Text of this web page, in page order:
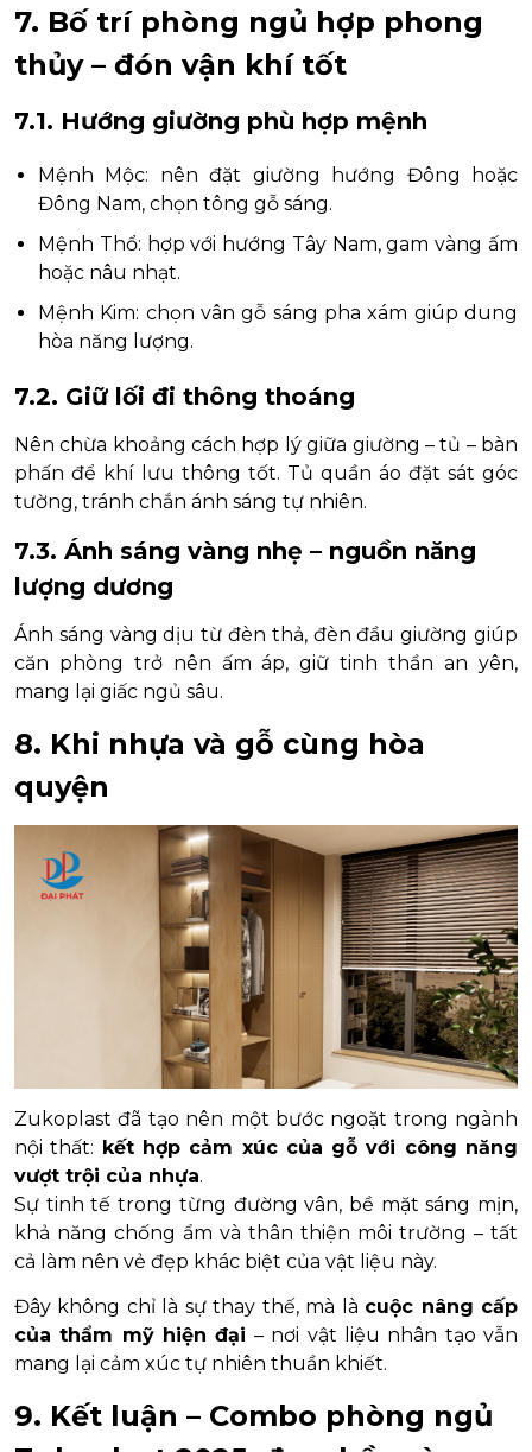
7. Bố trí phòng ngủ hợp phong
thủy – đón vận khí tốt
7.1. Hướng giường phù hợp mệnh
Mệnh Mộc: nên đặt giường hướng Đông hoặc
Đông Nam, chọn tông gỗ sáng.
Mệnh Thổ: hợp với hướng Tây Nam, gam vàng ấm
hoặc nâu nhạt.
Mệnh Kim: chọn vân gỗ sáng pha xám giúp dung
hòa năng lượng.
7.2. Giữ lối đi thông thoáng
Nên chừa khoảng cách hợp lý giữa giường – tủ – bàn
phấn để khí lưu thông tốt. Tủ quần áo đặt sát góc
tường, tránh chắn ánh sáng tự nhiên.
7.3. Ánh sáng vàng nhẹ – nguồn năng
lượng dương
Ánh sáng vàng dịu từ đèn thả, đèn đầu giường giúp
căn phòng trở nên ấm áp, giữ tinh thần an yên,
mang lại giấc ngủ sâu.
8. Khi nhựa và gỗ cùng hòa
quyện
Zukoplast đã tạo nên một bước ngoặt trong ngành
nội thất: kết hợp cảm xúc của gỗ với công năng
vượt trội của nhựa.
Sự tinh tế trong từng đường vân, bề mặt sáng mịn,
khả năng chống ẩm và thân thiện môi trường – tất
cả làm nên vẻ đẹp khác biệt của vật liệu này.
Đây không chỉ là sự thay thế, mà là cuộc nâng cấp
của thẩm mỹ hiện đại – nơi vật liệu nhân tạo vẫn
mang lại cảm xúc tự nhiên thuần khiết.
9. Kết luận – Combo phòng ngủ